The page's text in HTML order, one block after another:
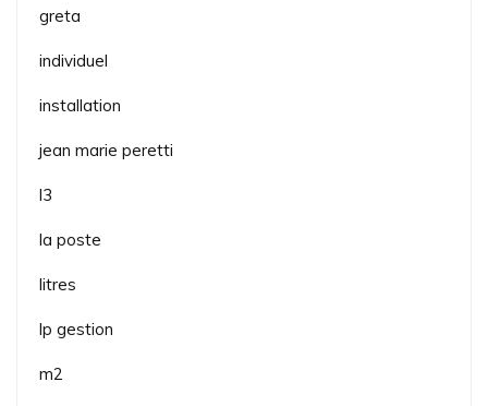
greta
individuel
installation
jean marie peretti
l3
la poste
litres
lp gestion
m2